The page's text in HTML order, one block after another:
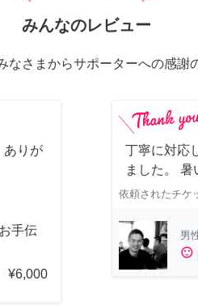
みんなのレビュー
なさまからサポーターへの感謝
ありが
手伝
¥6,000
丁寧に対応
ました。 暑
依頼されたチケ
男
sentiment_satisfied